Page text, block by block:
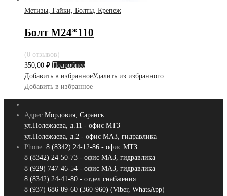
Метизы, Гайки, Болты, Крепеж
Болт М24*110
(0 отзывов)
350,00 ₽ Подробнее
Добавить в избранноеУдалить из избранного
Добавить в избранное
Адрес:Мордовия, Саранск
ул.Полежаева, д.11 - офис МТЗ
ул.Полежаева, д.2 - офис МАЗ, гидравлика
Phone: 8 (8342) 24-12-86 - офис МТЗ
8 (8342) 24-50-73 - офис МАЗ, гидравлика
8 (929) 747-46-54 - офис МАЗ, гидравлика
8 (8342) 24-41-80 - отдел снабжения
8 (937) 686-09-60 (360-960) (Viber, WhatsApp)